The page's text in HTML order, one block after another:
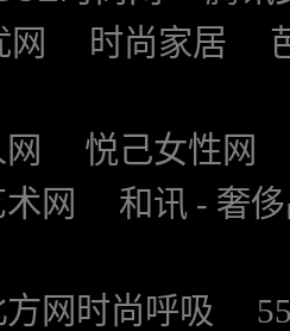
网 时尚家居
悦己女性网
网
和讯 - 奢
方网时尚呼吸